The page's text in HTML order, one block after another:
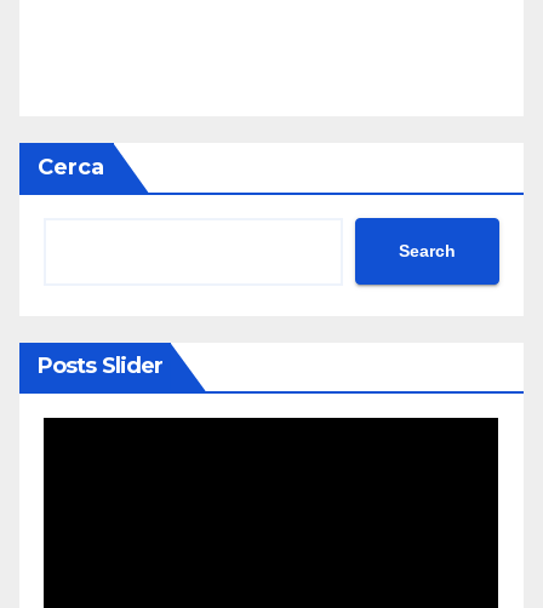
Cerca
Search
Posts Slider